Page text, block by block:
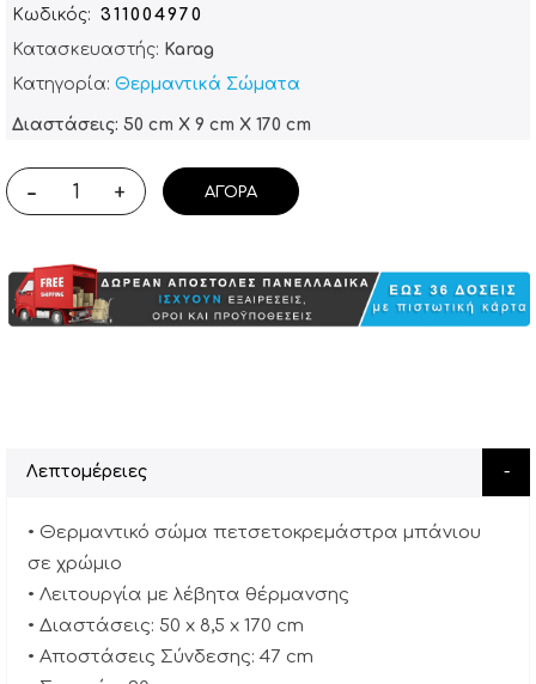
Κωδικός
311004970
Κατασκευαστής: Karag
Κατηγορία: Θερμαντικά Σώματα
Διαστάσεις: 50 cm X 9 cm X 170 cm
- + ΑΓΟΡΆ
Λεπτομέρειες
• Θερμαντικό σώμα πετσετοκρεμάστρα μπάνιου
σε χρώμιο
• Λειτουργία με λέβητα θέρμανσης
• Διαστάσεις: 50 x 8,5 x 170 cm
• Αποστάσεις Σύνδεσης: 47 cm